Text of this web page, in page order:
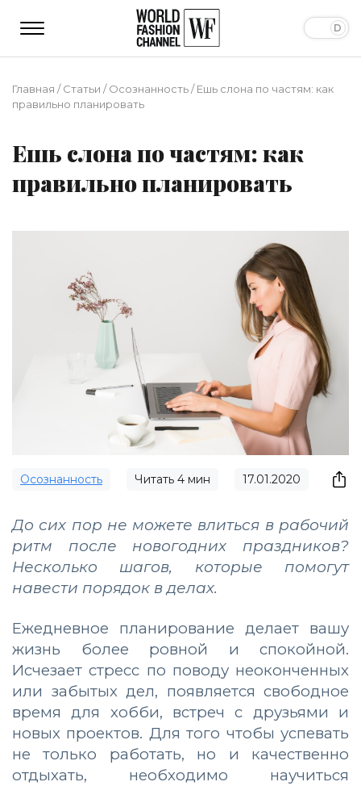
Главная /Статьи /Осознанность/Ешь слона по частям: как
правильно планировать
Ешь слона по частям: как
правильно планировать
Осознанность Читать 4 мин 17.01.2020
До сих пор не можете влиться в рабочий
ритм после новогодних праздников?
Несколько шагов, которые помогут
навести порядок в делах.
Ежедневное планирование делает вашу
жизнь более ровной и спокойной.
Исчезает стресс по поводу неоконченных
или забытых дел, появляется свободное
время для хобби, встреч с друзьями и
новых проектов. Для того чтобы успевать
не только работать, но и качественно
отдыхать, необходимо научиться